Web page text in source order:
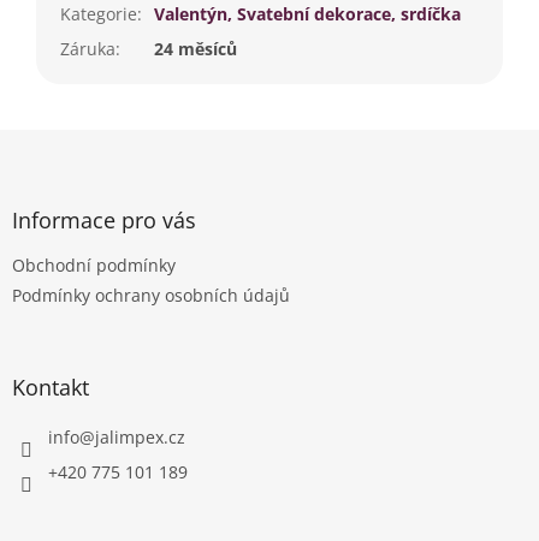
Kategorie: Valentýn, Svatební dekorace, srdíčka
Záruka: 24 měsíců
Informace pro vás
Obchodní podmínky
Podmínky ochrany osobních údajů
Kontakt
info@jalimpex.cz
+420 775 101 189